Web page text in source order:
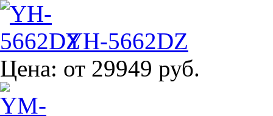
YH-5662DZ
Цена: от 29949 руб.